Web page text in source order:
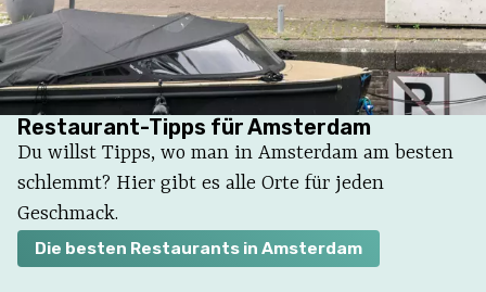
Restaurant-Tipps für Amsterdam
Du willst Tipps, wo man in Amsterdam am besten
schlemmt? Hier gibt es alle Orte für jeden
Geschmack.
Die besten Restaurants in Amsterdam